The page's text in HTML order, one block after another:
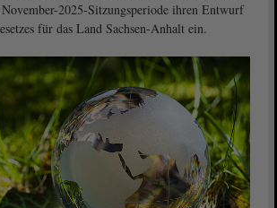
2025-Sitzungsperiode ihren Entwurf
für das Land Sachsen-Anhalt ein.